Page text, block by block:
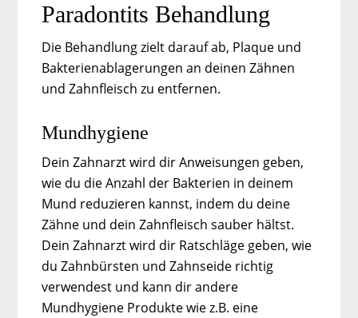
Paradontits Behandlung
Die Behandlung zielt darauf ab, Plaque und
Bakterienablagerungen an deinen Zähnen
und Zahnfleisch zu entfernen.
Mundhygiene
Dein Zahnarzt wird dir Anweisungen geben,
wie du die Anzahl der Bakterien in deinem
Mund reduzieren kannst, indem du deine
Zähne und dein Zahnfleisch sauber hältst.
Dein Zahnarzt wird dir Ratschläge geben, wie
du Zahnbürsten und Zahnseide richtig
verwendest und kann dir andere
Mundhygiene Produkte wie z.B. eine